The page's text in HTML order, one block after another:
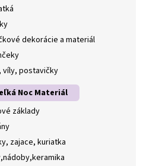
dekorácie a materiál
víly, postavičky
Noc Materiál
základy
zajace, kuriatka